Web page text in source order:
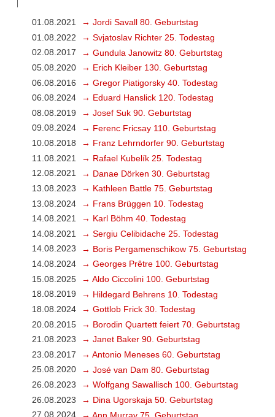
01.08.2021
→ Jordi Savall 80. Geburtstag
01.08.2022
→ Svjatoslav Richter 25. Todestag
02.08.2017
→ Gundula Janowitz 80. Geburtstag
05.08.2020
→ Erich Kleiber 130. Geburtstag
06.08.2016
→ Gregor Piatigorsky 40. Todestag
06.08.2024
→ Eduard Hanslick 120. Todestag
08.08.2019
→ Josef Suk 90. Geburtstag
09.08.2024
→ Ferenc Fricsay 110. Geburtstag
10.08.2018
→ Franz Lehrndorfer 90. Geburtstag
11.08.2021
→ Rafael Kubelík 25. Todestag
12.08.2021
→ Danae Dörken 30. Geburtstag
13.08.2023
→ Kathleen Battle 75. Geburtstag
13.08.2024
→ Frans Brüggen 10. Todestag
14.08.2021
→ Karl Böhm 40. Todestag
14.08.2021
→ Sergiu Celibidache 25. Todestag
14.08.2023
→ Boris Pergamenschikow 75. Geburtstag
14.08.2024
→ Georges Prêtre 100. Geburtstag
15.08.2025
→ Aldo Ciccolini 100. Geburtstag
18.08.2019
→ Hildegard Behrens 10. Todestag
18.08.2024
→ Gottlob Frick 30. Todestag
20.08.2015
→ Borodin Quartett feiert 70. Geburtstag
21.08.2023
→ Janet Baker 90. Geburtstag
23.08.2017
→ Antonio Meneses 60. Geburtstag
25.08.2020
→ José van Dam 80. Geburtstag
26.08.2023
→ Wolfgang Sawallisch 100. Geburtstag
26.08.2023
→ Dina Ugorskaja 50. Geburtstag
27.08.2024
→ Ann Murray 75. Geburtstag